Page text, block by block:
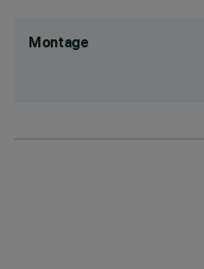
Montage